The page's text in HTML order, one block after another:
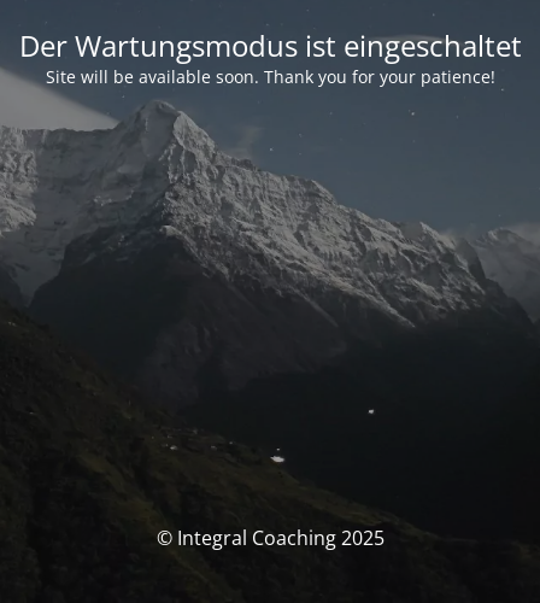
Der Wartungsmodus ist eingeschaltet
Site will be available soon. Thank you for your patience!
© Integral Coaching 2025